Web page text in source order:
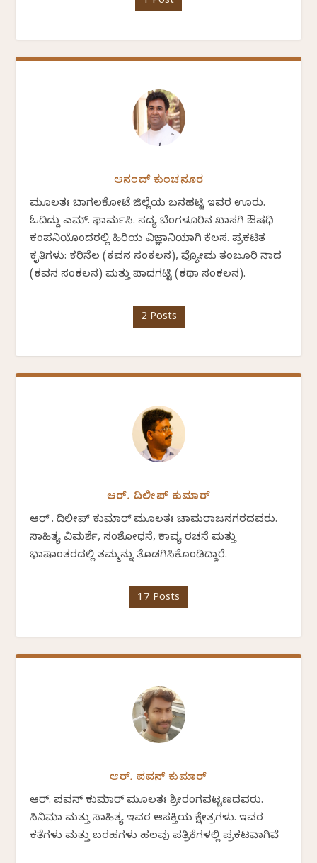
ಆನಂದ್ ಕುಂಚನೂರ
ಮೂಲತಃ ಬಾಗಲಕೋಟೆ ಜಿಲ್ಲೆಯ ಬನಹಟ್ಟಿ ಇವರ ಊರು.
ಓದಿದ್ದು ಎಮ್. ಫಾರ್ಮಸಿ. ಸದ್ಯ ಬೆಂಗಳೂರಿನ ಖಾಸಗಿ ಔಷಧಿ
ಕಂಪನಿಯೊಂದರಲ್ಲಿ ಹಿರಿಯ ವಿಜ್ಞಾನಿಯಾಗಿ ಕೆಲಸ. ಪ್ರಕಟಿತ
ಕೃತಿಗಳು: ಕರಿನೆಲ (ಕವನ ಸಂಕಲನ), ವ್ಯೋಮ ತಂಬೂರಿ ನಾದ
(ಕವನ ಸಂಕಲನ) ಮತ್ತು ಪಾದಗಟ್ಟಿ (ಕಥಾ ಸಂಕಲನ).
2 Posts
ಆರ್. ದಿಲೀಪ್ ಕುಮಾರ್
ಆರ್ . ದಿಲೀಪ್ ಕುಮಾರ್ ಮೂಲತಃ ಚಾಮರಾಜನಗರದವರು.
ಸಾಹಿತ್ಯ ವಿಮರ್ಶೆ, ಸಂಶೋಧನೆ, ಕಾವ್ಯ ರಚನೆ ಮತ್ತು
ಭಾಷಾಂತರದಲ್ಲಿ ತಮ್ಮನ್ನು ತೊಡಗಿಸಿಕೊಂಡಿದ್ದಾರೆ.
17 Posts
ಆರ್. ಪವನ್‌ ಕುಮಾರ್‌
ಆರ್. ಪವನ್‌ ಕುಮಾರ್ ಮೂಲತಃ ಶ್ರೀರಂಗಪಟ್ಟಣದವರು.
ಸಿನಿಮಾ ಮತ್ತು ಸಾಹಿತ್ಯ ಇವರ ಆಸಕ್ತಿಯ ಕ್ಷೇತ್ರಗಳು. ಇವರ
ಕತೆಗಳು ಮತ್ತು ಬರಹಗಳು ಹಲವು ಪತ್ರಿಕೆಗಳಲ್ಲಿ ಪ್ರಕಟವಾಗಿವೆ